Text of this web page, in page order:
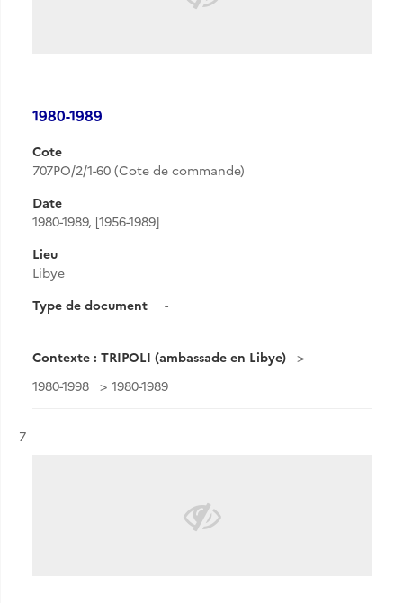
1980-1989
Cote
707PO/2/1-60 (Cote de commande)
Date
1980-1989, [1956-1989]
Lieu
Libye
Type de document
-
Contexte : TRIPOLI (ambassade en Libye)
1980-1998
1980-1989
Résultat n°
7